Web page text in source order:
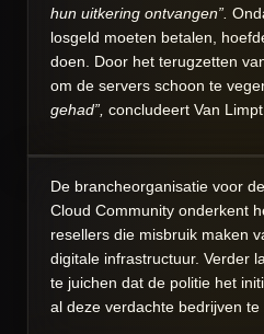
hun uitkering ontvangen”.
losgeld moeten betalen,
doen. Door het terugzetten
om de servers schoon te
gehad”, concludeert Van
De brancheorganisatie voor
Cloud Community onderkent
resellers die misbruik maken
digitale infrastructuur. Verder
te juichen dat de politie het
al deze verdachte bedrijven